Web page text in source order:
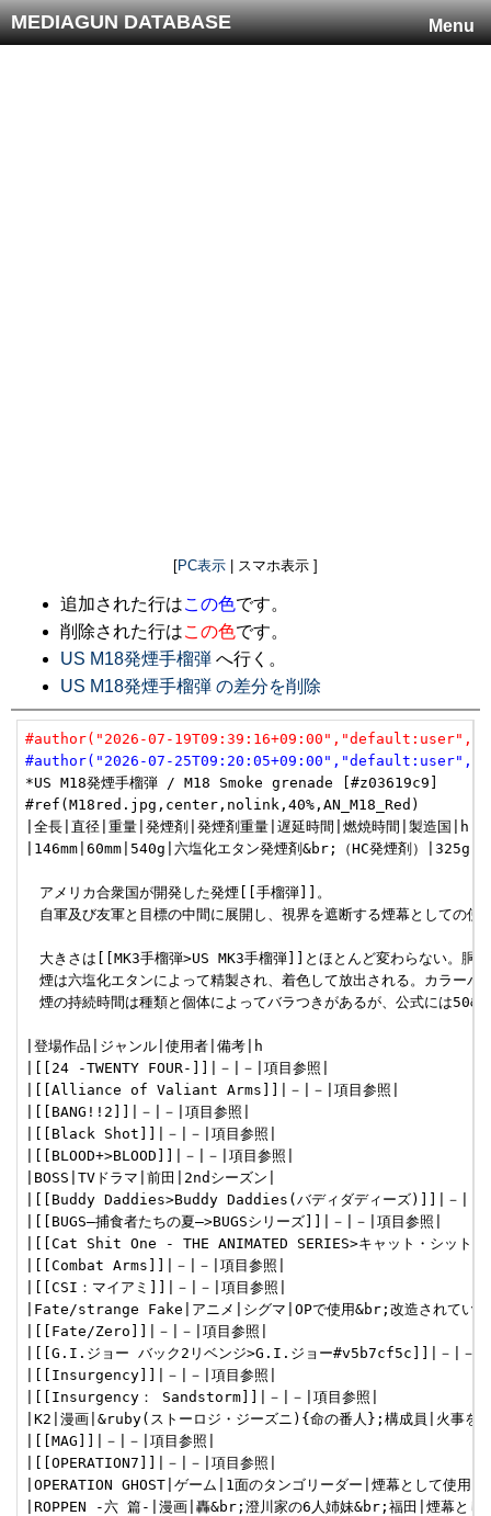
Menu
MEDIAGUN DATABASE
[PC表示 | スマホ表示 ]
追加された行はこの色です。
削除された行はこの色です。
US M18発煙手榴弾 へ行く。
US M18発煙手榴弾 の差分を削除
#author("2026-07-
#author("2026-07-
*US M18発煙手榴弾 / M18 Smoke grenade [#z03619c9]
#ref(M18red.jpg,center,nolink,40%,AN_M18_Red)
|全長|直径|重量|発煙剤|発煙剤重量|遅延時間|燃焼時間|製造国|h
|146mm|60mm|540g|六塩化エタン発煙剤&br;（HC発煙剤）
アメリカ合衆国が開発した発煙[[手榴弾]]。
自軍及び友軍と目標の中間に展開し、視界を遮断する煙幕としての使
大きさは[[MK3手榴弾>US MK3手榴弾]]とほとんど変わらない。胴体
煙は六塩化エタンによって精製され、着色して放出される。カラー
煙の持続時間は種類と個体によってバラつきがあるが、公式には
|登場作品|ジャンル|使用者|備考|h
|[[24 -TWENTY FOUR-]]|－|－|項目参照|
|[[Alliance of Valiant Arms]]|－|－|項目参照|
|[[BANG!!2]]|－|－|項目参照|
|[[Black Shot]]|－|－|項目参照|
|[[BLOOD+>BLOOD]]|－|－|項目参照|
|BOSS|TVドラマ|前田|2ndシーズン|
|[[Buddy Daddies>Buddy Daddies(バディダディーズ)]]|－|－|
|[[BUGS―捕食者たちの夏―>BUGSシリーズ]]|－|－|項目参照|
|[[Cat Shit One - THE ANIMATED SERIES>キャット・シット
|[[Combat Arms]]|－|－|項目参照|
|[[CSI：マイアミ]]|－|－|項目参照|
|Fate/strange Fake|アニメ|シグマ|OPで使用&br;改造されている
|[[Fate/Zero]]|－|－|項目参照|
|[[G.I.ジョー バック2リベンジ>G.I.ジョー#v5b7cf5c]]|－|－|
|[[Insurgency]]|－|－|項目参照|
|[[Insurgency： Sandstorm]]|－|－|項目参照|
|K2|漫画|&ruby(ストーロジ・ジーズニ){命の番人};構成員|火事を
|[[MAG]]|－|－|項目参照|
|[[OPERATION7]]|－|－|項目参照|
|OPERATION GHOST|ゲーム|1面のタンゴリーダー|煙幕として使用|
|ROPPEN -六 篇-|漫画|轟&br;澄川家の6人姉妹&br;福田|煙幕とし